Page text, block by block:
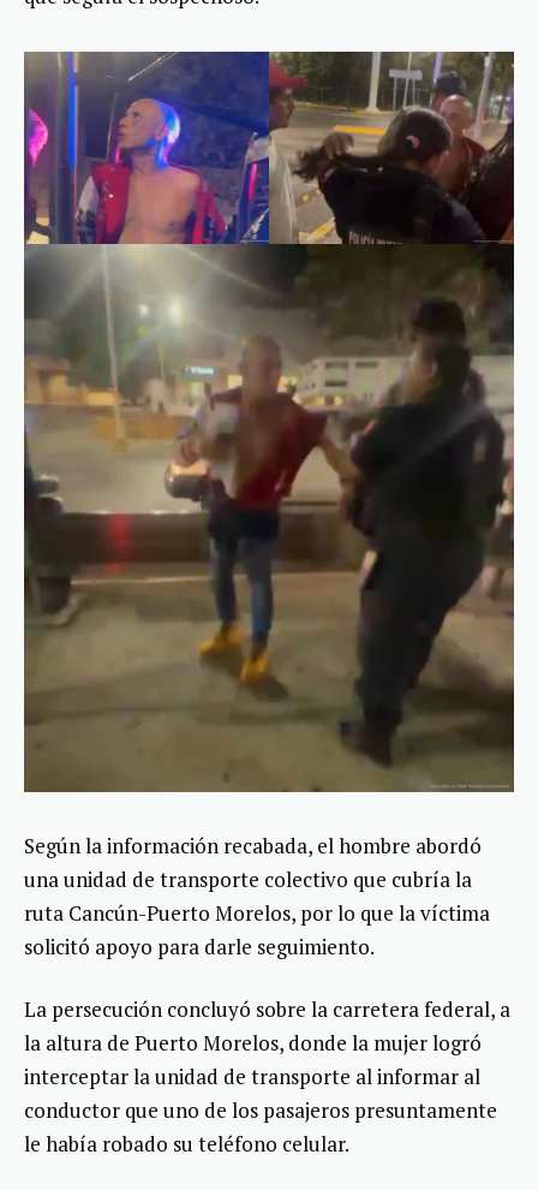
Según la información recabada, el hombre abordó
una unidad de transporte colectivo que cubría la
ruta Cancún-Puerto Morelos, por lo que la víctima
solicitó apoyo para darle seguimiento.
La persecución concluyó sobre la carretera federal, a
la altura de Puerto Morelos, donde la mujer logró
interceptar la unidad de transporte al informar al
conductor que uno de los pasajeros presuntamente
le había robado su teléfono celular.